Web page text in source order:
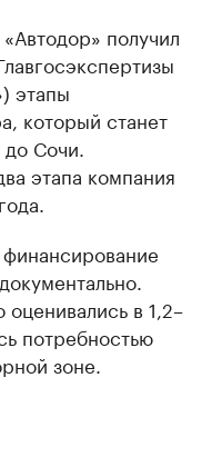
получил
этапы
который станет
Сочи.
этапа компания
оценивались в 1,2–
потребностью
зоне.